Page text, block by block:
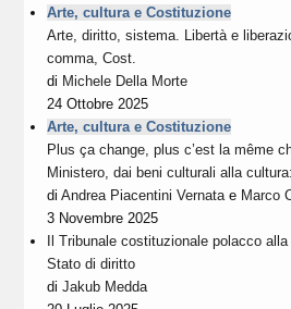
Arte, cultura e Costituzione
Arte, diritto, sistema. Libertà e
comma, Cost.
di Michele Della Morte
24 Ottobre 2025
Arte, cultura e Costituzione
Plus ça change, plus c’est la même
Ministero, dai beni culturali alla
diAndrea Piacentini Vernatae Marco
3 Novembre 2025
Il Tribunale costituzionale polacco
Stato di diritto
diJakub Medda